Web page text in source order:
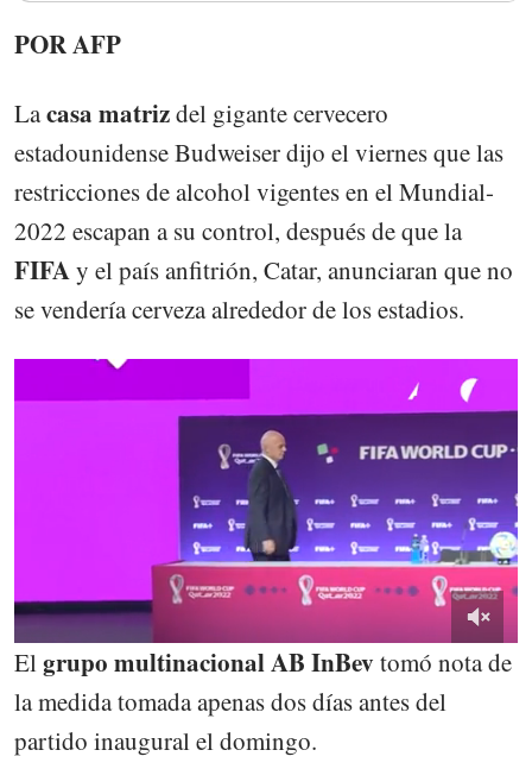
POR AFP
Lacasa matrizdel gigante cervecero
estadounidense Budweiser dijo el viernes que las
restricciones de alcohol vigentes en el Mundial-
2022 escapan a su control, después de que la
FIFAy el país anfitrión, Catar, anunciaran que no
se vendería cerveza alrededor de los estadios.
Elgrupo multinacional AB InBev tomó nota de
la medida tomada apenas dos días antes del
partido inaugural el domingo.